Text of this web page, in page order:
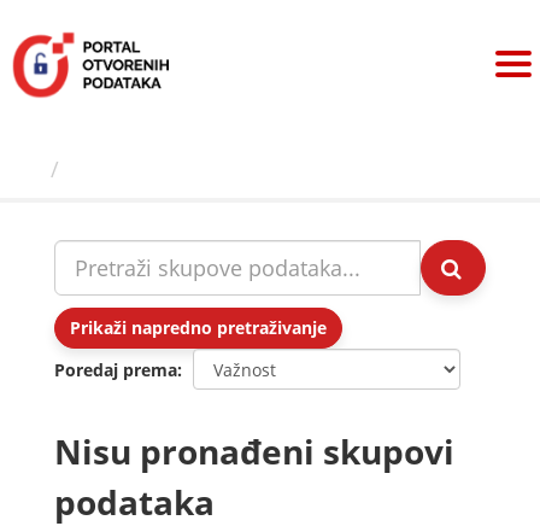
sadržaj
Prikaži napredno pretraživanje
Poredaj prema
Nisu pronađeni skupovi
podataka